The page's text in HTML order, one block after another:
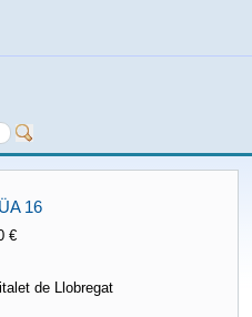
16
€
de Llobregat